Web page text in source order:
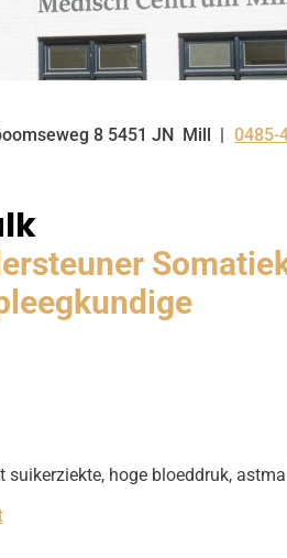
8 5451 JN Mill Tel:
0485-
suikerziekte, hoge bloeddruk,